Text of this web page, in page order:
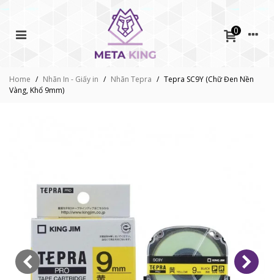
0
Home / Nhãn In - Giấy in / Nhãn Tepra / Tepra SC9Y (Chữ Đen Nền
Vàng, Khổ 9mm)